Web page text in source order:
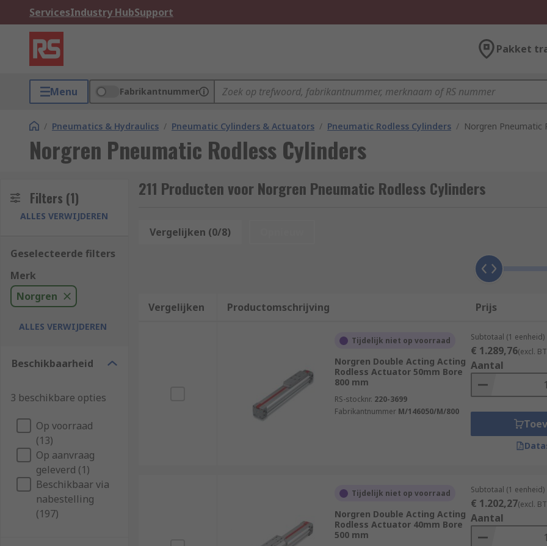
ServicesIndustry HubSupport
Pakket
Menu Fabrikantnummer
/ Pneumatics & Hydraulics / Pneumatic Cylinders & Actuators / Pneumatic Rodless Cylinders / Norgren Pneumatic
Norgren Pneumatic Rodless Cylinders
Filters (1)
ALLES VERWIJDEREN
Geselecteerde filters
Merk
Norgren
ALLES VERWIJDEREN
Beschikbaarheid
3 beschikbare opties
Op voorraad
(13)
Op aanvraag
geleverd (1)
Beschikbaar via
nabestelling
(197)
211 Producten voor Norgren Pneumatic Rodless Cylinders
Vergelijken (0/8)
Vergelijken Productomschrijving Prijs
Tijdelijk niet op voorraad
Norgren Double Acting Acting
Rodless Actuator 50mm Bore
800 mm
RS-stocknr. 220-3699
Fabrikantnummer M/146050/M/800
Subtotaal (1 eenheid)
€ 1.289,76(excl.
Aantal
Tijdelijk niet op voorraad
Norgren Double Acting Acting
Rodless Actuator 40mm Bore
500 mm
Subtotaal (1 eenheid)
€ 1.202,27(excl.
Aantal